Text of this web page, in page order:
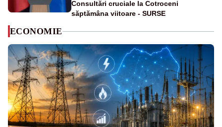
Consultări cruciale la Cotroceni
săptămâna viitoare - SURSE
ECONOMIE